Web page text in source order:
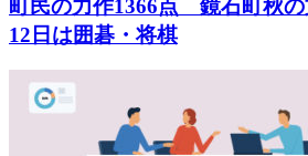
町民の力作1366点 鏡石町秋
12日は囲碁・将棋